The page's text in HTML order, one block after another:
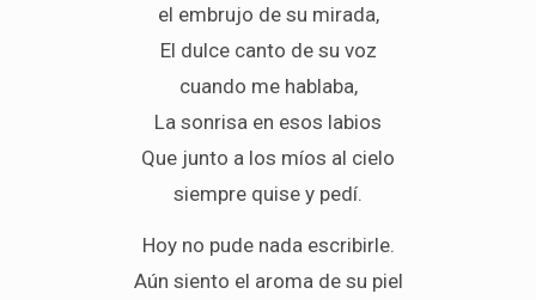
el embrujo de su mirada,
El dulce canto de su voz
cuando me hablaba,
La sonrisa en esos labios
Que junto a los míos al cielo
siempre quise y pedí.
Hoy no pude nada escribirle.
Aún siento el aroma de su piel